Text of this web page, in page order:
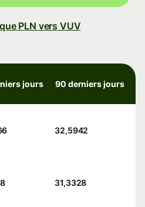
PLN vers VUV
jours 90 derniers jours
32,5942
31,3328